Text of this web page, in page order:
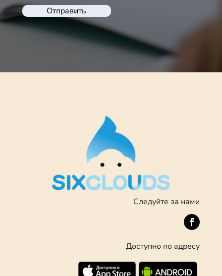
Следуйте за нами
Доступно по адресу